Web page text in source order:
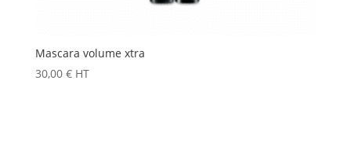
Mascara volume xtra
30,00 € HT